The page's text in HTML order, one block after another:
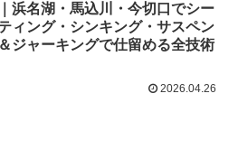
浜名湖・馬込川・今切口でシー
ィング・シンキング・サスペン
ジャーキングで仕留める全技術
2026.04.26